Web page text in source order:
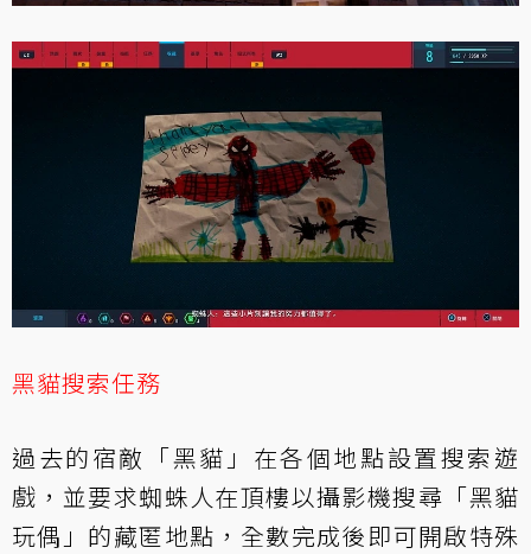
黑貓搜索任務
過去的宿敵「黑貓」在各個地點設置搜索遊
戲，並要求蜘蛛人在頂樓以攝影機搜尋「黑貓
玩偶」的藏匿地點，全數完成後即可開啟特殊